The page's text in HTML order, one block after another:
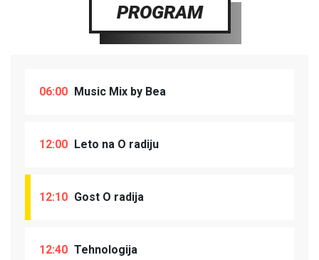
PROGRAM
06:00 Music Mix by Bea
12:00 Leto na O radiju
12:10 Gost O radija
12:40 Tehnologija